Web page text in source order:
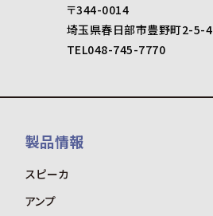
〒344-0014
埼玉県春日部市豊野町2-5-4
TEL048-745-7770
製品情報
スピーカ
アンプ